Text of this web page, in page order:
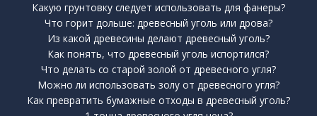
Какую грунтовку следует использовать для фанеры?
Что горит дольше: древесный уголь или дрова?
Из какой древесины делают древесный уголь?
Как понять, что древесный уголь испортился?
Что делать со старой золой от древесного угля?
Можно ли использовать золу от древесного угля?
Как превратить бумажные отходы в древесный уголь?